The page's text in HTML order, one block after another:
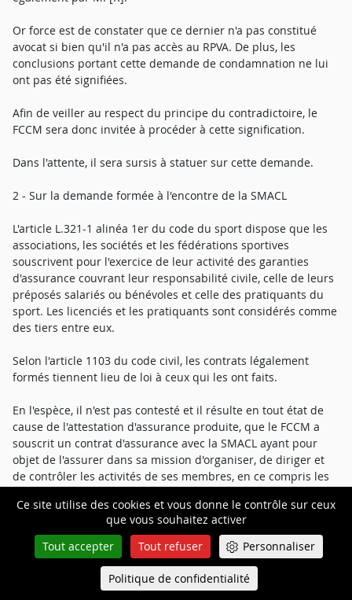
Ce site utilise des cookies et vous donne le contrôle sur ceux
que vous souhaitez activer
Tout accepter
Tout refuser Personnaliser
Politique de confidentialité
Or force est de constater que ce dernier n'a pas constitué
avocat si bien qu'il n'a pas accès au RPVA. De plus, les
conclusions portant cette demande de condamnation ne lui
ont pas été signifiées.
Afin de veiller au respect du principe du contradictoire, le
FCCM sera donc invitée à procéder à cette signification.
Dans l'attente, il sera sursis à statuer sur cette demande.
2 - Sur la demande formée à l'encontre de la SMACL
L'article L.321-1 alinéa 1er du code du sport dispose que les
associations, les sociétés et les fédérations sportives
souscrivent pour l'exercice de leur activité des garanties
d'assurance couvrant leur responsabilité civile, celle de leurs
préposés salariés ou bénévoles et celle des pratiquants du
sport. Les licenciés et les pratiquants sont considérés comme
des tiers entre eux.
Selon l'article 1103 du code civil, les contrats légalement
formés tiennent lieu de loi à ceux qui les ont faits.
En l'espèce, il n'est pas contesté et il résulte en tout état de
cause de l'attestation d'assurance produite, que le FCCM a
souscrit un contrat d'assurance avec la SMACL ayant pour
objet de l'assurer dans sa mission d'organiser, de diriger et
de contrôler les activités de ses membres, en ce compris les
La SMACL ne conteste pas la mise en jeu de sa garantie
contractuelle mais soulève la prescription de cette action en
relevé et garantie formée à son encontre.
Or il résulte des explications ci-avant que la SMACL n'est pas
Queue-Fair